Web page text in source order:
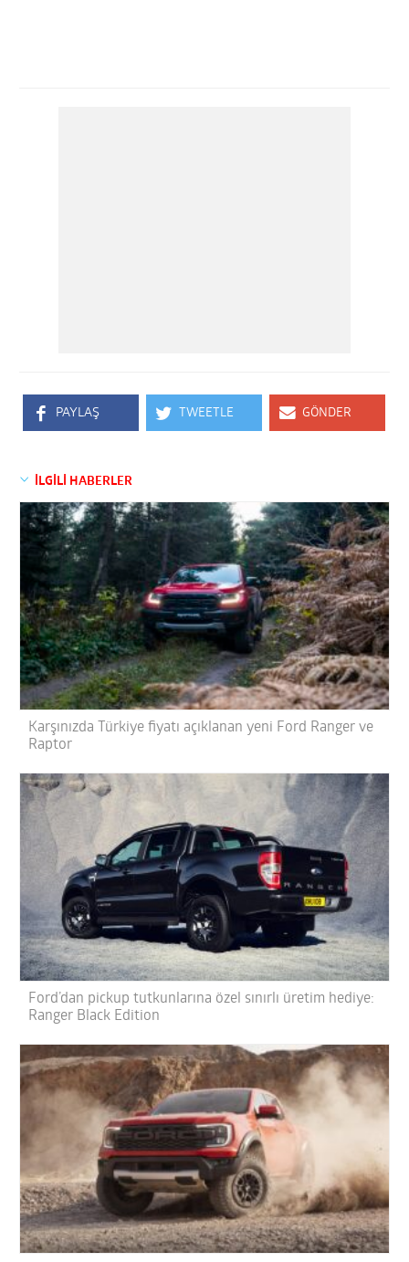
PAYLAŞ TWEETLE GÖNDER
İLGİLİ HABERLER
Karşınızda Türkiye fiyatı açıklanan yeni Ford Ranger ve
Raptor
Ford’dan pickup tutkunlarına özel sınırlı üretim hediye:
Ranger Black Edition